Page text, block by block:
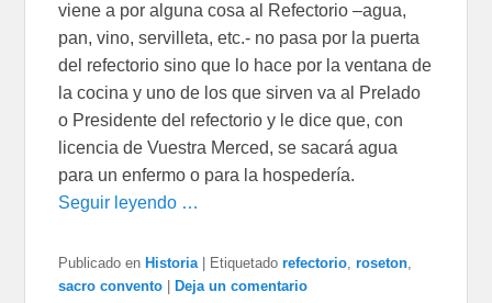
viene a por alguna cosa al Refectorio –agua,
pan, vino, servilleta, etc.- no pasa por la puerta
del refectorio sino que lo hace por la ventana de
la cocina y uno de los que sirven va al Prelado
o Presidente del refectorio y le dice que, con
licencia de Vuestra Merced, se sacará agua
para un enfermo o para la hospedería.
Seguir leyendo …
Publicado en Historia Etiquetado refectorio,roseton,
sacro convento
Deja un comentario